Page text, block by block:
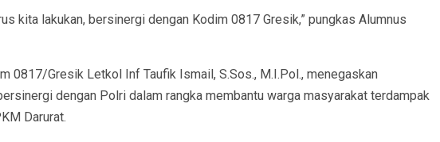
kita lakukan, bersinergi dengan Kodim 0817 Gresik,” pungkas Alumnus
0817/Gresik Letkol Inf Taufik Ismail, S.Sos., M.I.Pol., menegaskan
dengan Polri dalam rangka membantu warga masyarakat terdampak
Darurat.